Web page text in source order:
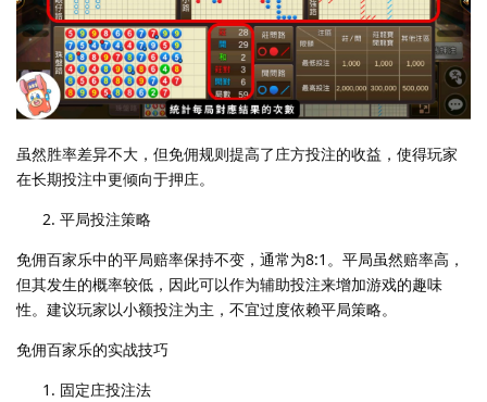
虽然胜率差异不大，但免佣规则提高了庄方投注的收益，使得玩家
在长期投注中更倾向于押庄。
平局投注策略
免佣百家乐中的平局赔率保持不变，通常为8:1。平局虽然赔率高，
但其发生的概率较低，因此可以作为辅助投注来增加游戏的趣味
性。建议玩家以小额投注为主，不宜过度依赖平局策略。
免佣百家乐的实战技巧
固定庄投注法